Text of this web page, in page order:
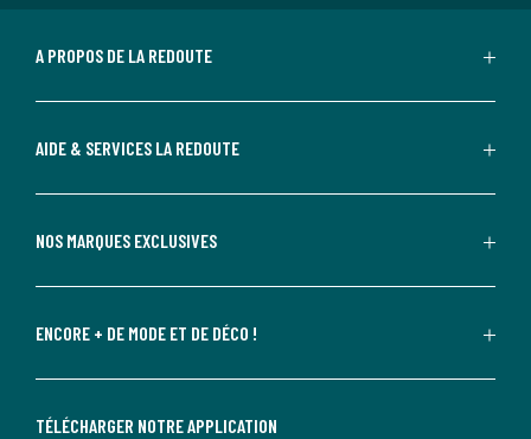
A PROPOS DE LA REDOUTE
AIDE & SERVICES LA REDOUTE
NOS MARQUES EXCLUSIVES
ENCORE + DE MODE ET DE DÉCO !
TÉLÉCHARGER NOTRE APPLICATION